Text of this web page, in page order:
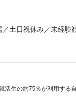
／土日祝休み／未経験
活生の約75％が利用する